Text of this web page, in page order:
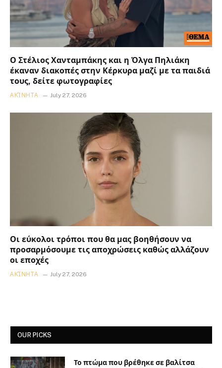
Ο Στέλιος Χανταμπάκης και η Όλγα Πηλιάκη
έκαναν διακοπές στην Κέρκυρα μαζί με τα παιδιά
τους, δείτε φωτογραφίες
ΑΚΊΝΗΤΑ July 27, 2026
Οι εύκολοι τρόποι που θα μας βοηθήσουν να
προσαρμόσουμε τις αποχρώσεις καθώς αλλάζουν
οι εποχές
ΑΚΊΝΗΤΑ July 27, 2026
OUR PICKS
Το πτώμα που βρέθηκε σε βαλίτσα